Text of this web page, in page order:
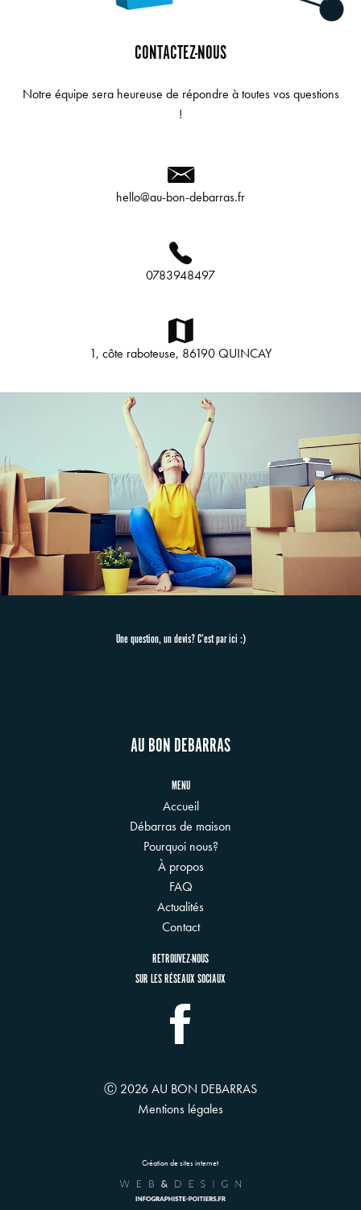
CONTACTEZ-NOUS
Notre équipe sera heureuse de répondre à toutes vos questions
!
hello@au-bon-debarras.fr
0783948497
1, côte raboteuse, 86190 QUINCAY
Une question, un devis? C’est par ici :)
AU BON DEBARRAS
MENU
Accueil
Débarras de maison
Pourquoi nous?
À propos
FAQ
Actualités
Contact
RETROUVEZ-NOUS
SUR LES RÉSEAUX SOCIAUX
Ⓒ 2026 AU BON DEBARRAS
Mentions légales
Création de sites internet